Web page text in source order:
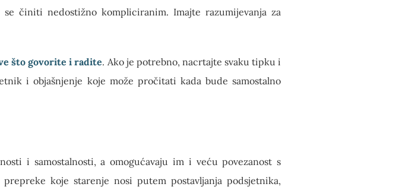
činiti nedostižno kompliciranim. Imajte razumijevanja za
što govorite i radite. Ako je potrebno, nacrtajte svaku tipku i
i objašnjenje koje može pročitati kada bude samostalno
i samostalnosti, a omogućavaju im i veću povezanost s
koje starenje nosi putem postavljanja podsjetnika,